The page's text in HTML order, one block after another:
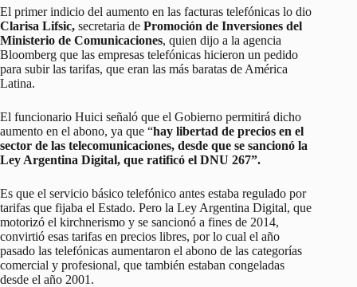
El primer indicio del aumento en las facturas telefónicas lo dio
Clarisa Lifsic, secretaria de Promoción de Inversiones del
Ministerio de Comunicaciones, quien dijo a la agencia
Bloomberg que las empresas telefónicas hicieron un pedido
para subir las tarifas, que eran las más baratas de América
Latina.
El funcionario Huici señaló que el Gobierno permitirá dicho
aumento en el abono, ya que “hay libertad de precios en el
sector de las telecomunicaciones, desde que se sancionó la
Ley Argentina Digital, que ratificó el DNU 267”.
Es que el servicio básico telefónico antes estaba regulado por
tarifas que fijaba el Estado. Pero la Ley Argentina Digital, que
motorizó el kirchnerismo y se sancionó a fines de 2014,
convirtió esas tarifas en precios libres, por lo cual el año
pasado las telefónicas aumentaron el abono de las categorías
comercial y profesional, que también estaban congeladas
desde el año 2001.